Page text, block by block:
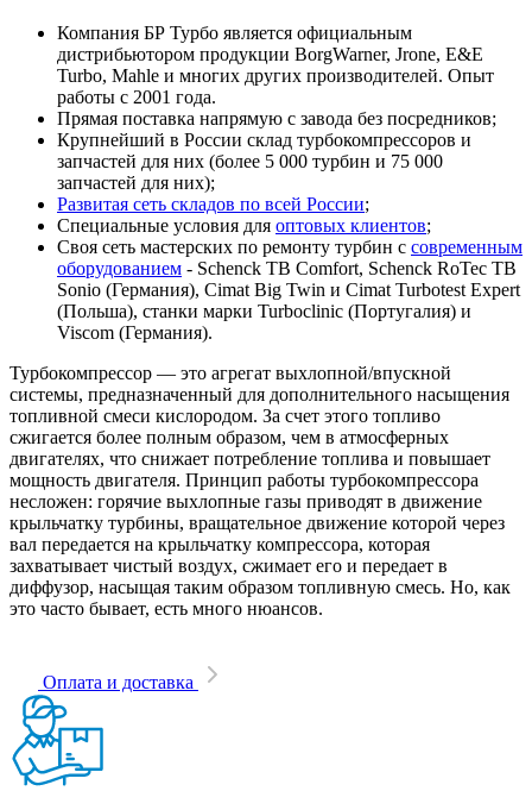
Компания БР Турбо является официальным
дистрибьютором продукции BorgWarner, Jrone, E&E
Turbo, Mahle и многих других производителей. Опыт
работы с 2001 года.
Прямая поставка напрямую с завода без посредников;
Крупнейший в России склад турбокомпрессоров и
запчастей для них (более 5 000 турбин и 75 000
запчастей для них);
Развитая сеть складов по всей России;
Специальные условия для оптовых клиентов;
Своя сеть мастерских по ремонту турбин с современным
оборудованием - Schenck TB Comfort, Schenck RoTec TB
Sonio (Германия), Cimat Big Twin и Cimat Turbotest Expert
(Польша), станки марки Turboclinic (Португалия) и
Viscom (Германия).
Турбокомпрессор — это агрегат выхлопной/впускной
системы, предназначенный для дополнительного насыщения
топливной смеси кислородом. За счет этого топливо
сжигается более полным образом, чем в атмосферных
двигателях, что снижает потребление топлива и повышает
мощность двигателя. Принцип работы турбокомпрессора
несложен: горячие выхлопные газы приводят в движение
крыльчатку турбины, вращательное движение которой через
вал передается на крыльчатку компрессора, которая
захватывает чистый воздух, сжимает его и передает в
диффузор, насыщая таким образом топливную смесь. Но, как
это часто бывает, есть много нюансов.
Оплата и доставка